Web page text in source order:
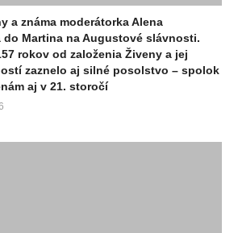
a známa moderátorka Alena
do Martina na Augustové slávnosti.
rokov od založenia Živeny a jej
zaznelo aj silné posolstvo – spolok
aj v 21. storočí